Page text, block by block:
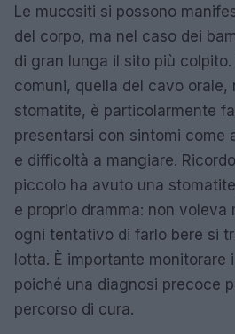
Le mucositi si possono
del corpo, ma nel caso dei
di gran lunga il sito più
comuni, quella del cavo orale,
stomatite, è particolarmente
presentarsi con sintomi come
e difficoltà a mangiare.
piccolo ha avuto una
e proprio dramma: non voleva
ogni tentativo di farlo bere si
lotta. È importante monitorare
poiché una diagnosi precoce
percorso di cura.